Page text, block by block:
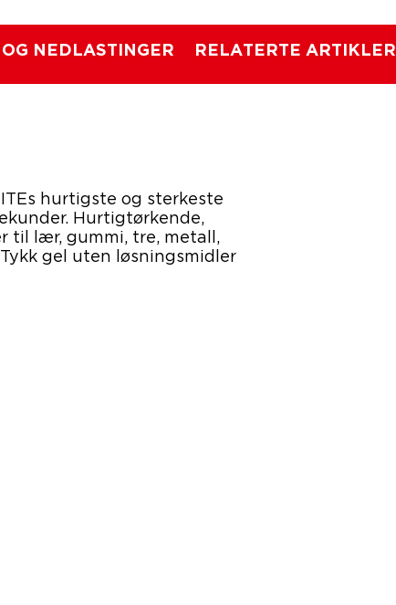
NEDLASTINGER RELATERTE ARTIKLER
hurtigste og sterkeste
Hurtigtørkende,
til lær, gummi, tre, metall,
gel uten løsningsmidler